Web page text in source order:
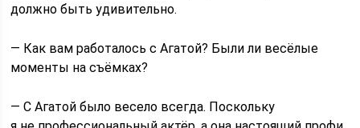
должно быть удивительно.
— Как вам работалось с Агатой? Были ли весёлые
моменты на съёмках?
— С Агатой было весело всегда. Поскольку